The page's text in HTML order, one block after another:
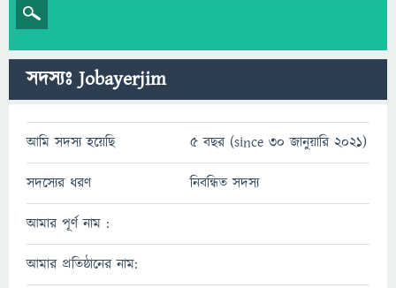
সদস্যঃ Jobayerjim
আমি সদস্য হয়েছি 5 বছর (since 30 জানুয়ারি 2021)
সদস্যের ধরণ নিবন্ধিত সদস্য
আমার পূর্ণ নাম :
আমার প্রতিষ্ঠানের নাম: